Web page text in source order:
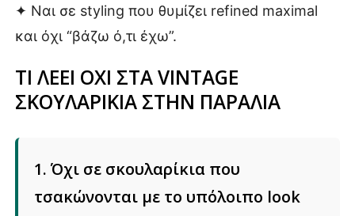
✦ Ναι σε styling που θυμίζει refined maximal
και όχι “βάζω ό,τι έχω”.
ΤΙ ΛΕΕΙ ΟΧΙ ΣΤΑ VINTAGE
ΣΚΟΥΛΑΡΙΚΙΑ ΣΤΗΝ ΠΑΡΑΛΙΑ
1. Όχι σε σκουλαρίκια που
τσακώνονται με το υπόλοιπο look